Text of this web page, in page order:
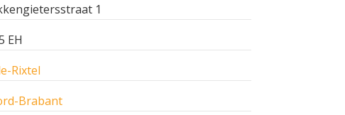
1
EH
Rixtel
Brabant